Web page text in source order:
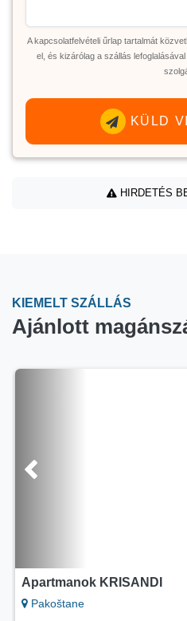
A kapcsolatfelvételi űrlap tartalmát
el, és kizárólag a szállás
KÜLD
HIRDETÉS
KIEMELT SZÁLLÁS
Ajánlott
Apartmanok Branko
Pakoštane